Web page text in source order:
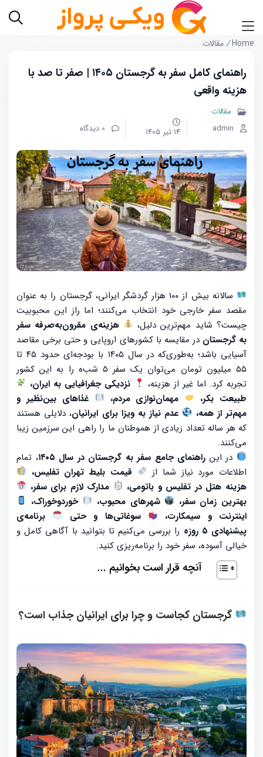
Home
/مقالات
راهنمای کامل سفر به گرجستان ۱۴۰۵ | صفر تا صد با
هزینه واقعی
مقالات
admin
14 تیر 1405 0 دیدگاه
سالانه بیش از ۱۰۰ هزار گردشگر ایرانی، گرجستان را به عنوان
مقصد سفر خارجی خود انتخاب می‌کنند؛ اما راز این محبوبیت
چیست؟ شاید مهم‌ترین دلیل،
هزینه‌ی مقرون‌به‌صرفه سفر
به گرجستان در مقایسه با کشورهای اروپایی و حتی برخی مقاصد
آسیایی باشد؛ به‌طوری‌که در سال ۱۴۰۵ با بودجه‌ای حدود ۴۵ تا
۵۵ میلیون تومان می‌توان یک سفر ۵ شب‌ه را به این کشور
تجربه کرد. اما غیر از هزینه،
نزدیکی جغرافیایی به ایران،
طبیعت بکر،
مهمان‌نوازی مردم،
غذاهای بین‌نظیر و
مهم‌تر از همه،
عدم نیاز به ویزا برای ایرانیان، دلایلی هستند
که هر ساله تعداد زیادی از هموطنان ما را راهی این سرزمین زیبا
می‌کنند.
در این راهنمای جامع سفر به گرجستان در سال ۱۴۰۵
، تمام
اطلاعات مورد نیاز شما از
قیمت بلیط تهران تفلیس،
هزینه هتل در تفلیس و باتومی،
مدارک لازم برای سفر،
بهترین زمان سفر،
شهرهای محبوب،
خوردوخوراک،
اینترنت و سیمکارت،
سوغاتی‌ها و حتی
برنامه‌ی
پیشنهادی ۵ روزه
را بررسی می‌کنیم تا بتوانید با آگاهی کامل و
خیالی آسوده، سفر خود را برنامه‌ریزی کنید.
آنچه قرار است بخوانیم ...
گرجستان کجاست و چرا برای ایرانیان جذاب است؟